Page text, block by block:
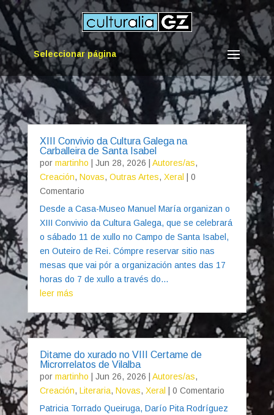
Seleccionar página
XIII Convivio da Cultura Galega na
Carballeira de Santa Isabel
por martinho Jun 28, 2026 Autores/as,
Creación, Novas, Outras Artes, Xeral
| 0
Comentario
Desde a Casa-Museo Manuel María organizan o
XIII Convivio da Cultura Galega, que se celebrará
o sábado 11 de xullo no Campo de Santa Isabel,
en Outeiro de Rei. Cómpre reservar sitio nas
mesas que vai pór a organización antes das 17
horas do 7 de xullo a través do...
leer más
Ditame do xurado no VIII Certame de
Microrrelatos de Vilalba
por martinho Jun 26, 2026 Autores/as,
Creación, Literaria, Novas, Xeral
| 0 Comentario
Patricia Torrado Queiruga, Darío Pita Rodríguez